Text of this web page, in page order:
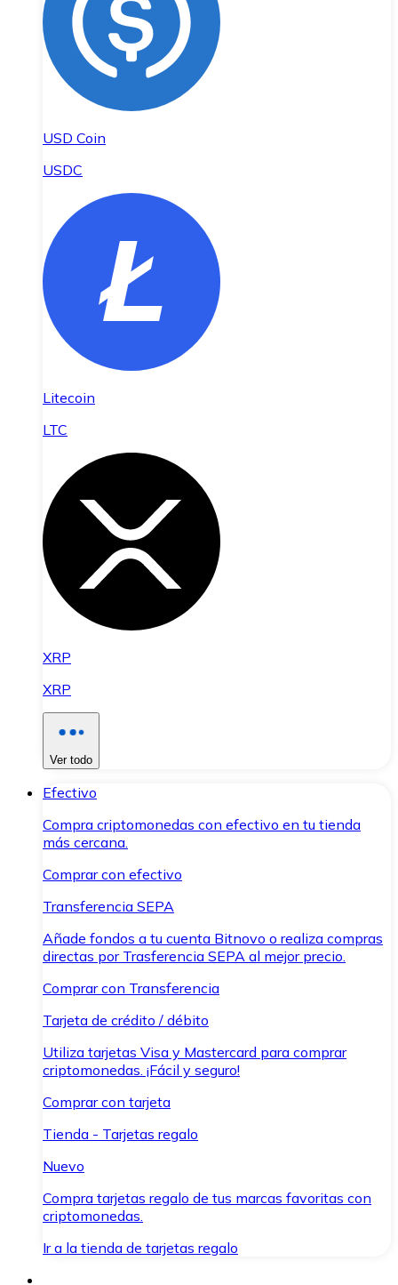
USD Coin
USDC
Litecoin
LTC
XRP
XRP
Ver todo
Efectivo
Compra criptomonedas con efectivo en tu tienda
más cercana.
Comprar con efectivo
Transferencia SEPA
Añade fondos a tu cuenta Bitnovo o realiza compras
directas por Trasferencia SEPA al mejor precio.
Comprar con Transferencia
Tarjeta de crédito / débito
Utiliza tarjetas Visa y Mastercard para comprar
criptomonedas. ¡Fácil y seguro!
Comprar con tarjeta
Tienda - Tarjetas regalo
Nuevo
Compra tarjetas regalo de tus marcas favoritas con
criptomonedas.
Ir a la tienda de tarjetas regalo